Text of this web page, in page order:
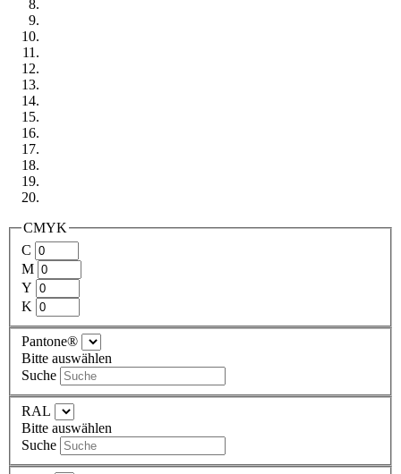
CMYK
C
M
Y
K
Pantone®
Bitte auswählen
Suche
RAL
Bitte auswählen
Suche